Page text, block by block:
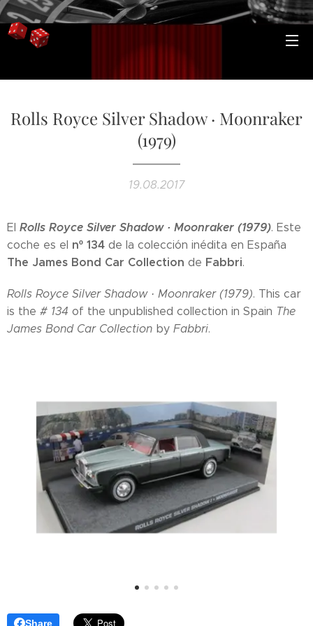
Rolls Royce Silver Shadow · Moonraker
(1979)
19.08.2017
El Rolls Royce Silver Shadow · Moonraker (1979). Este
coche es el nº 134 de la colección inédita en España
The James Bond Car Collection de Fabbri.
Rolls Royce Silver Shadow · Moonraker (1979). This car
is the # 134 of the unpublished collection in Spain The
James Bond Car Collection by Fabbri.
Share